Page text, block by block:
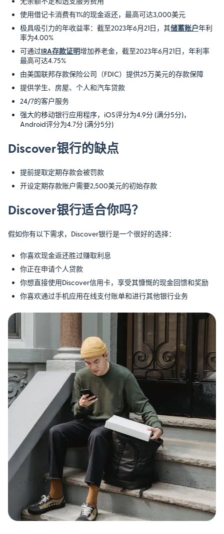
使用借记卡消费有1%的现金返还，最高可达3,000美元
极具吸引力的年收益率：截至2023年6月21日，其储蓄账户年利
率为4.00%
可通过IRA存款证明增加养老金，截至2023年6月21日，年利率
最高可达4.75%
由美国联邦存款保险公司（FDIC）提供25万美元的存款保障
提供学生、房屋、个人和汽车贷款
24/7的客户服务
强大的移动银行应用程序，iOS评分为4.9分 (满分5分)，
Android评分为4.7分 (满分5分)
Discover银行的缺点
提前提取定期存款会被罚款
开设定期存款账户需要2,500美元的初始存款
Discover银行适合你吗？
假如你有以下需求，Discover银行是一个很好的选择：
你喜欢现金返还胜过赚取利息
你正在申请个人贷款
你想直接使用Discover信用卡，享受其慷慨的现金回馈和奖励
你喜欢通过手机应用在线支付账单和进行其他银行业务